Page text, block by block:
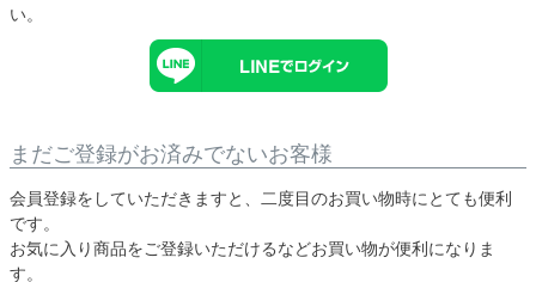
い。
まだご登録がお済みでないお客様
会員登録をしていただきますと、二度目のお買い物時にとても便利
です。
お気に入り商品をご登録いただけるなどお買い物が便利になりま
す。